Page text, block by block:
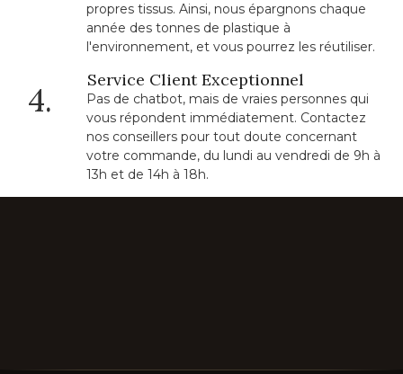
propres tissus. Ainsi, nous épargnons chaque
année des tonnes de plastique à
l'environnement, et vous pourrez les réutiliser.
4.
Service Client Exceptionnel
Pas de chatbot, mais de vraies personnes qui
vous répondent immédiatement. Contactez
nos conseillers pour tout doute concernant
votre commande, du lundi au vendredi de 9h à
13h et de 14h à 18h.